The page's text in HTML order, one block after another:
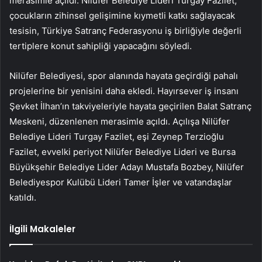
çocukların zihinsel gelişimine kıymetli katkı sağlayacak
tesisin, Türkiye Satranç Federasyonu iş birliğiyle değerli
tertiplere konut sahipliği yapacağını söyledi.
Nilüfer Belediyesi, spor alanında hayata geçirdiği pahalı
projelerine bir yenisini daha ekledi. Hayırsever iş insanı
Şevket İlhan’ın takviyeleriyle hayata geçirilen Balat Satranç
Meskeni, düzenlenen merasimle açıldı. Açılışa Nilüfer
Belediye Lideri Turgay Fazilet, eşi Zeynep Terzioğlu
Fazilet, evvelki periyot Nilüfer Belediye Lideri ve Bursa
Büyükşehir Belediye Lider Adayı Mustafa Bozbey, Nilüfer
Belediyespor Kulübü Lideri Tamer İşler ve vatandaşlar
katıldı.
İlgili Makaleler